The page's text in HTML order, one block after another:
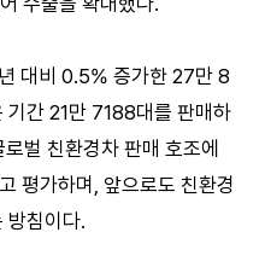
대비 0.5% 증가한 27만 8
간 21만 7188대를 판매하
벌 친환경차 판매 호조에
평가하며, 앞으로도 친환경
방침이다.